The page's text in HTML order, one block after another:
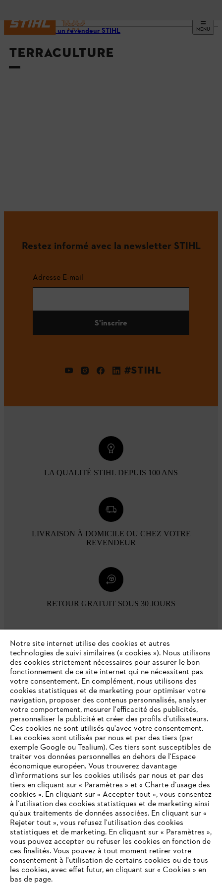
MENU
Trouvez un revendeur STIHL
TERRACULTURE
Restez informé avec la newsletter STIHL
Adresse E-mail
S'inscrire
#STIHL
LA QUALITÉ STIHL DEPUIS 100 ANS
LIVRAISON À DOMICILE OU CHEZ VOTRE
REVENDEUR
RETOUR GRATUIT SOUS 30 JOURS
L'Entreprise
Questions / Réponses
Service
Conditions Générales de Vente
VOTRE NAVIGATEUR INTERNET
N'EST PLUS PRIS EN CHARGE
Vous utilisez un navigateur Internet que nous ne prenons plus
en charge, et certaines fonctionnalités de notre site ne
peuvent fonctionner correctement. Pour une utilisation
Notre site internet utilise des cookies et autres
technologies de suivi similaires (« cookies »). Nous utilisons
des cookies strictement nécessaires pour assurer le bon
fonctionnement de ce site internet qui ne nécessitent pas
votre consentement. En complément, nous utilisons des
cookies statistiques et de marketing pour optimiser votre
navigation, proposer des contenus personnalisés, analyser
votre comportement, mesurer l'efficacité des publicités,
personnaliser la publicité et créer des profils d'utilisateurs.
Ces cookies ne sont utilisés qu'avec votre consentement.
Les cookies sont utilisés par nous et par des tiers (par
exemple Google ou Tealium). Ces tiers sont susceptibles de
traiter vos données personnelles en dehors de l'Espace
économique européen. Vous trouverez davantage
d’informations sur les cookies utilisés par nous et par des
tiers en cliquant sur « Paramètres » et « Charte d’usage des
cookies ». En cliquant sur « Accepter tout », vous consentez
à l'utilisation des cookies statistiques et de marketing ainsi
qu’aux traitements de données associées. En cliquant sur «
Rejeter tout », vous refusez l'utilisation des cookies
statistiques et de marketing. En cliquant sur « Paramètres »,
vous pouvez accepter ou refuser les cookies en fonction de
ces finalités. Vous pouvez à tout moment retirer votre
consentement à l'utilisation de certains cookies ou de tous
les cookies, avec effet futur, en cliquant sur « Cookies » en
bas de page.